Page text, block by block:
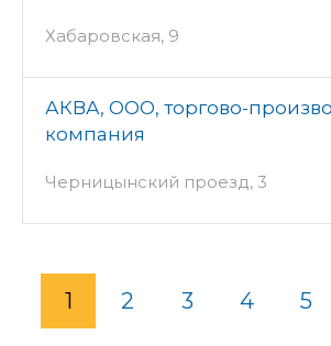
Хабаровская, 9
АКВА, ООО, торгово-
компания
Черницынский проезд, 3
1 2 3 4 5